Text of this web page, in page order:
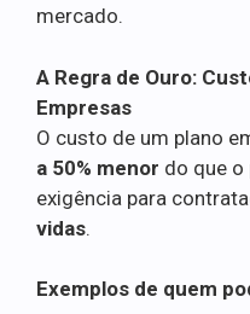
mercado.
A Regra de Ouro:
Empresas
O custo de um plano
a 50% menor do que o
exigência para
vidas.
Exemplos de quem